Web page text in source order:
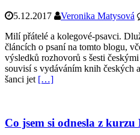
5.12.2017 Veronika Matysová
Milí přátelé a kolegové-psavci.
článcích o psaní na tomto blogu,
výsledků rozhovorů s šesti
souvisí s vydáváním knih českých
šanci jet […]
Co jsem si odnesla z